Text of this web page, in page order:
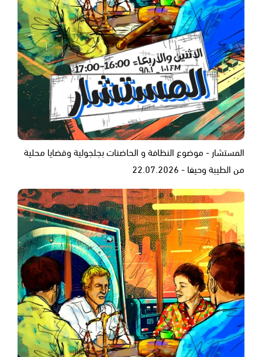
المستشار - موضوع النظافة و الحاضنات بجلجولية وقضايا محلية
من الطيبة وحيفا - 22.07.2026